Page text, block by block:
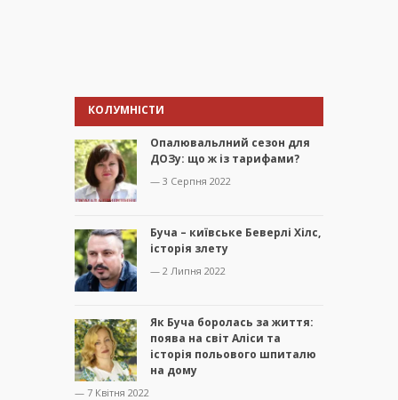
КОЛУМНІСТИ
Опалювальлний сезон для
ДОЗу: що ж із тарифами?
— 3 Серпня 2022
Буча – київське Беверлі Хілс,
історія злету
— 2 Липня 2022
Як Буча боролась за життя:
поява на світ Аліси та
історія польового шпиталю
на дому
— 7 Квітня 2022